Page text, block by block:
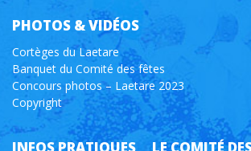
PHOTOS & VIDÉOS
Cortèges du Laetare
Banquet du Comité des fêtes
Concours photos – Laetare 2023
Copyright
INFOS PRATIQUES LE COMITÉ